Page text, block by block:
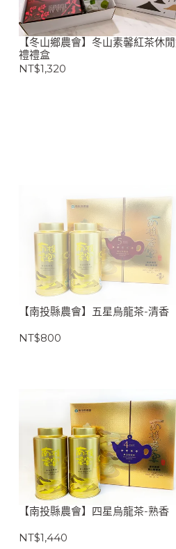
【冬山鄉農會】冬山素馨紅茶休
禮禮盒
NT$1,320
【南投縣農會】五星烏龍茶-清香
NT$800
【南投縣農會】四星烏龍茶-熟香
NT$1,440